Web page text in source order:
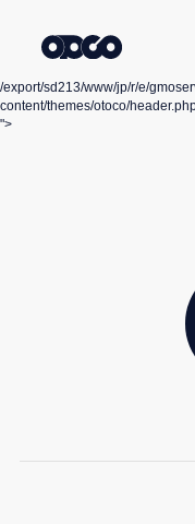
/export/sd213/www/jp/r/e/
content/themes/otoco/
">